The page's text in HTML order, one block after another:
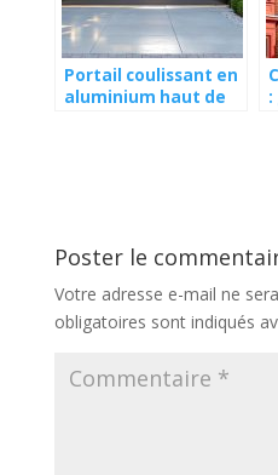
Portail coulissant en
aluminium haut de
Poster le
Votre adresse e-mail ne
obligatoires sont indiqués